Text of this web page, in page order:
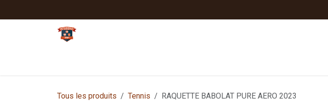
Tous les produits Tennis RAQUETTE BABOLAT PURE AERO 2023